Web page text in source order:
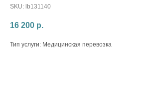
SKU: lb131140
16 200 р.
Тип услуги: Медицинская перевозка